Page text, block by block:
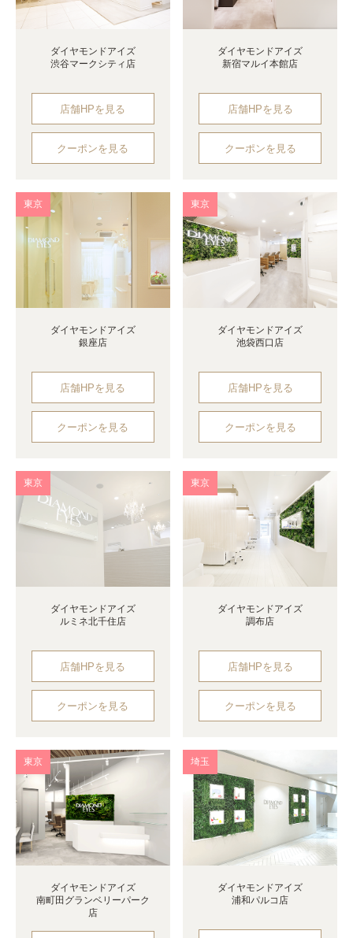
ダイヤモンドアイズ
渋谷マークシティ店
店舗HPを見る
クーポンを見る
ダイヤモンドアイズ
新宿マルイ本館店
店舗HPを見る
クーポンを見る
東京
ダイヤモンドアイズ
銀座店
店舗HPを見る
クーポンを見る
東京
ダイヤモンドアイズ
池袋西口店
店舗HPを見る
クーポンを見る
東京
ダイヤモンドアイズ
ルミネ北千住店
店舗HPを見る
クーポンを見る
東京
ダイヤモンドアイズ
調布店
店舗HPを見る
クーポンを見る
東京
ダイヤモンドアイズ
南町田グランベリーパーク
店
埼玉
ダイヤモンドアイズ
浦和パルコ店